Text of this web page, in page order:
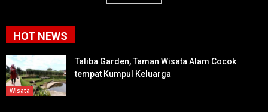
HOT NEWS
Wisata
Taliba Garden, Taman Wisata Alam Cocok
tempat Kumpul Keluarga